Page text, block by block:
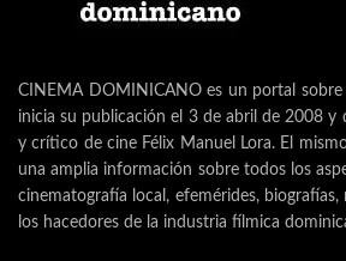
CINEMA DOMINICANO es un portal
inicia su publicación el 3 de abril de 2008 y
y crítico de cine Félix Manuel Lora. El
una amplia información sobre todos los
cinematografía local, efemérides, biografías,
los hacedores de la industria fílmica